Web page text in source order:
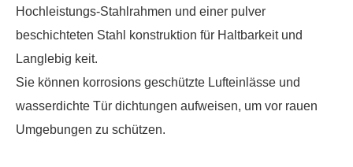
Hochleistungs-Stahlrahmen und einer pulver
beschichteten Stahl konstruktion für Haltbarkeit und
Langlebig keit.
Sie können korrosions geschützte Lufteinlässe und
wasserdichte Tür dichtungen aufweisen, um vor rauen
Umgebungen zu schützen.